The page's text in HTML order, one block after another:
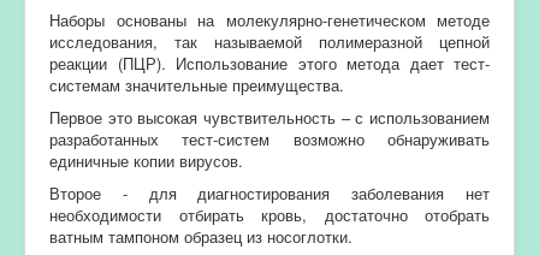
Наборы основаны на молекулярно-генетическом методе
исследования, так называемой полимеразной цепной
реакции (ПЦР). Использование этого метода дает тест-
системам значительные преимущества.
Первое это высокая чувствительность – с использованием
разработанных тест-систем возможно обнаруживать
единичные копии вирусов.
Второе - для диагностирования заболевания нет
необходимости отбирать кровь, достаточно отобрать
ватным тампоном образец из носоглотки.